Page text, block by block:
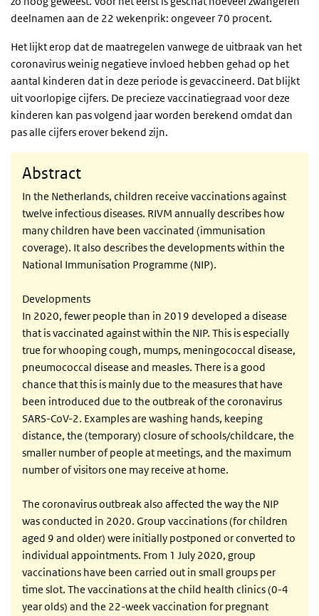
deelnamen aan de 22 wekenprik: ongeveer 70 procent.
Het lijkt erop dat de maatregelen vanwege de uitbraak van het
coronavirus weinig negatieve invloed hebben gehad op het
aantal kinderen dat in deze periode is gevaccineerd. Dat blijkt
uit voorlopige cijfers. De precieze vaccinatiegraad voor deze
kinderen kan pas volgend jaar worden berekend omdat dan
pas alle cijfers erover bekend zijn.
Abstract
In the Netherlands, children receive vaccinations against
twelve infectious diseases. RIVM annually describes how
many children have been vaccinated (immunisation
coverage). It also describes the developments within the
National Immunisation Programme (NIP).
Developments
In 2020, fewer people than in 2019 developed a disease
that is vaccinated against within the NIP. This is especially
true for whooping cough, mumps, meningococcal disease,
pneumococcal disease and measles. There is a good
chance that this is mainly due to the measures that have
been introduced due to the outbreak of the coronavirus
SARS-CoV-2. Examples are washing hands, keeping
distance, the (temporary) closure of schools/childcare, the
smaller number of people at meetings, and the maximum
number of visitors one may receive at home.
The coronavirus outbreak also affected the way the NIP
was conducted in 2020. Group vaccinations (for children
aged 9 and older) were initially postponed or converted to
individual appointments. From 1 July 2020, group
vaccinations have been carried out in small groups per
time slot. The vaccinations at the child health clinics (0-4
year olds) and the 22-week vaccination for pregnant